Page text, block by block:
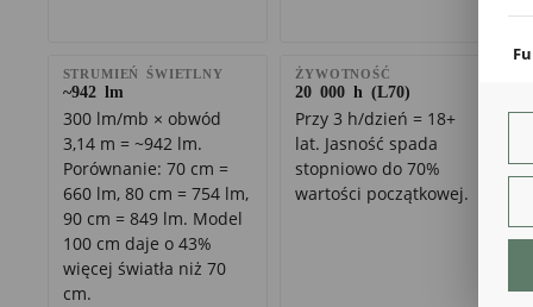
STRUMIEŃ ŚWIETLNY
~942 lm
300 lm/mb × obwód
3,14 m = ~942 lm.
Porównanie: 70 cm =
660 lm, 80 cm = 754 lm,
90 cm = 849 lm. Model
100 cm daje o 43%
więcej światła niż 70
cm.
ŻYWOTNOŚĆ
20 000 h (L70)
Przy 3 h/dzień = 18+
lat. Jasność spada
stopniowo do 70%
wartości początkowej.